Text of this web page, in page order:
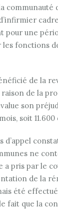
communauté
pour une
les fonctions
de la
de la
son
soit 11.600
d’appel
ne
a pris par le
de la
été
fait que la